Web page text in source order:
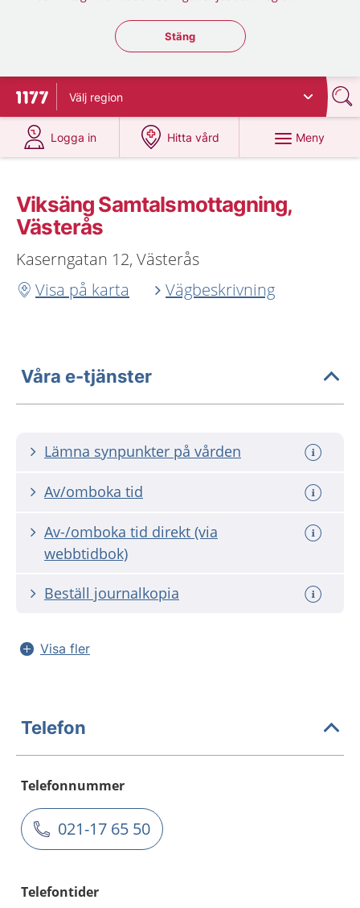
Stäng regionsväljaren
Stäng
Till startsidan för 1177
Välj region
Logga in
på 1177.se
Hitta vård
på 1177.se
Meny
Viksäng Samtalsmottagning,
Västerås
Kaserngatan 12, Västerås
Visa på karta
Vägbeskrivning
Våra e-tjänster
Lämna synpunkter på vården
Av/omboka tid
Av-/omboka tid direkt (via
webbtidbok)
Beställ journalkopia
Visa fler
Telefon
Telefonnummer
021-17 65 50
Telefontider